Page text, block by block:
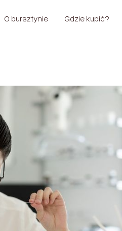
O bursztynie Gdzie kupić?